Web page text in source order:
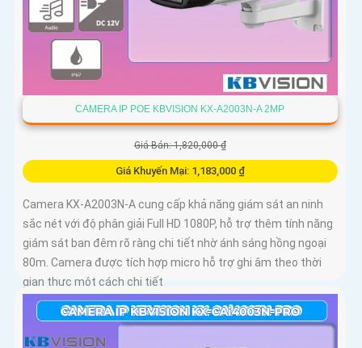
CAMERA IP POE KBVISION KX-A2003N-A 2MP
Giá Bán: 1,820,000 ₫
Giá Khuyến Mại: 1,183,000 ₫
Camera KX-A2003N-A cung cấp khả năng giám sát an ninh
sắc nét với độ phân giải Full HD 1080P, hỗ trợ thêm tính năng
giám sát ban đêm rõ ràng chi tiết nhờ ánh sáng hồng ngoại
80m. Camera được tích hợp micro hỗ trợ ghi âm theo thời
gian thực một cách chi tiết